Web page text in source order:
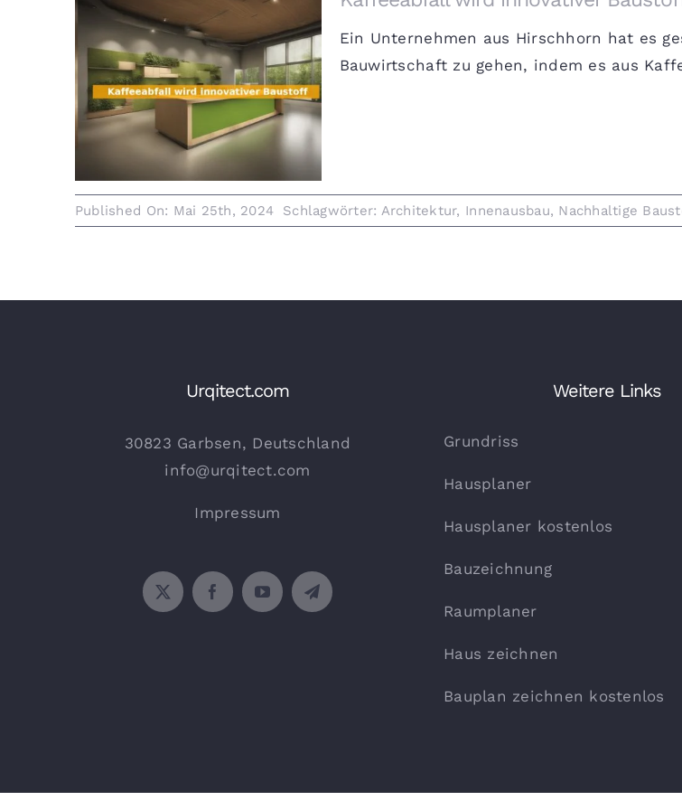
Kaffeeabfall wird innovativer
Baustoff
Ein Unternehmen aus Hirschhorn hat es
Bauwirtschaft zu gehen, indem es aus
Published On: Mai 25th, 2024 Schlagwörter: Architektur, Innenausbau, Nachhaltige
Urqitect.com
30823 Garbsen, Deutschland
info@urqitect.com
Impressum
Weitere Links
Grundriss
Hausplaner
Hausplaner kostenlos
Bauzeichnung
Raumplaner
Haus zeichnen
Bauplan zeichnen kostenlos